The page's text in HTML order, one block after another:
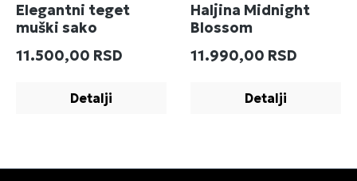
Elegantni teget
muški sako
Redovna cena:
11.500,00 RSD
Detalji
Haljina Midnight
Blossom
Redovna cena:
11.990,00 RSD
Detalji